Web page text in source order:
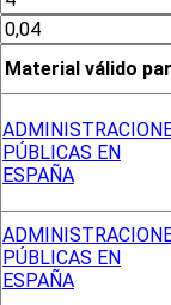
Material válido
PÚBLICAS EN
ESPAÑA
PÚBLICAS EN
ESPAÑA